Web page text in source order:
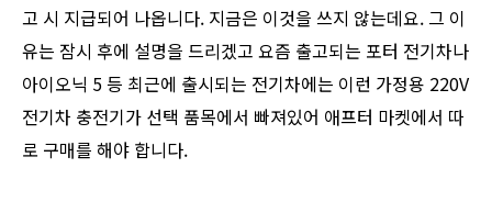
고 시 지급되어 나옵니다. 지금은 이것을 쓰지 않는데요. 그 이
유는 잠시 후에 설명을 드리겠고 요즘 출고되는 포터 전기차나
아이오닉 5 등 최근에 출시되는 전기차에는 이런 가정용 220V
전기차 충전기가 선택 품목에서 빠져있어 애프터 마켓에서 따
로 구매를 해야 합니다.